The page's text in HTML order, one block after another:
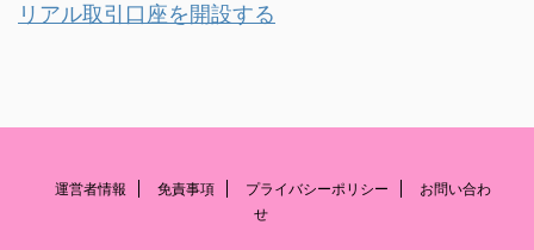
リアル取引口座を開設する
運営者情報 免責事項 プライバシーポリシー
お問い合わ
せ